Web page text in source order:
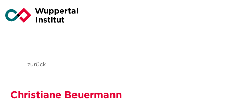
zurück
Christiane Beuermann